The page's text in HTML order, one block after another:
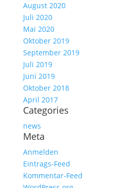
August 2020
Juli 2020
Mai 2020
Oktober 2019
September 2019
Juli 2019
Juni 2019
Oktober 2018
April 2017
Categories
news
Meta
Anmelden
Eintrags-Feed
Kommentar-Feed